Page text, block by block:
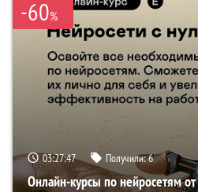
-60%
03:27:46 Получили:6
Онлайн-курсы по нейросетям